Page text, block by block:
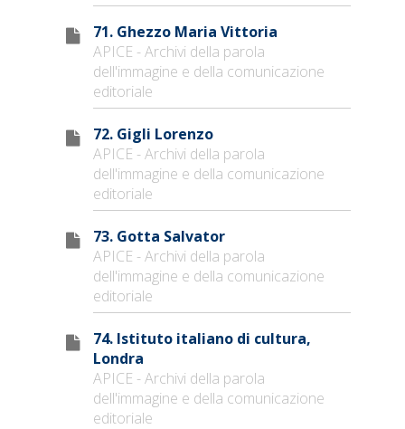
71. Ghezzo Maria Vittoria
APICE - Archivi della parola
dell'immagine e della comunicazione
editoriale
72. Gigli Lorenzo
APICE - Archivi della parola
dell'immagine e della comunicazione
editoriale
73. Gotta Salvator
APICE - Archivi della parola
dell'immagine e della comunicazione
editoriale
74. Istituto italiano di cultura,
Londra
APICE - Archivi della parola
dell'immagine e della comunicazione
editoriale